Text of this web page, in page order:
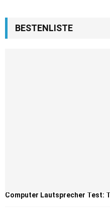
BESTENLISTE
Computer Lautsprecher Test: